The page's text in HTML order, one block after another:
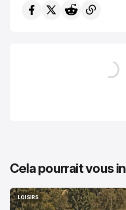
Cela pourrait vous
LOISIRS
LOISIRS